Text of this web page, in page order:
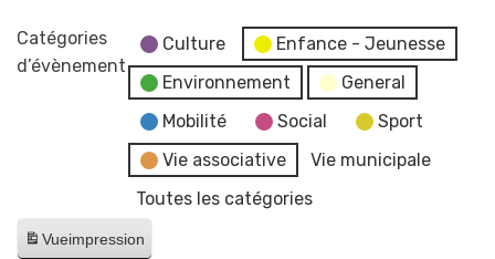
Catégories
d’évènement
Culture
Enfance - Jeunesse
Environnement
General
Mobilité
Social
Sport
Vie associative
Vie municipale
Toutes les catégories
Vueimpression